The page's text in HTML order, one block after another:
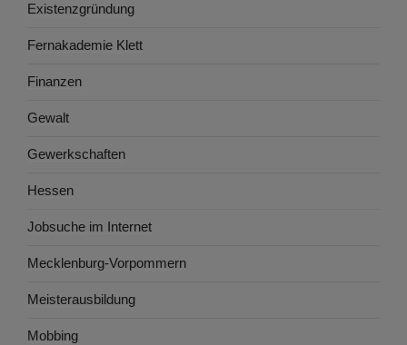
Existenzgründung
Fernakademie Klett
Finanzen
Gewalt
Gewerkschaften
Hessen
Jobsuche im Internet
Mecklenburg-Vorpommern
Meisterausbildung
Mobbing